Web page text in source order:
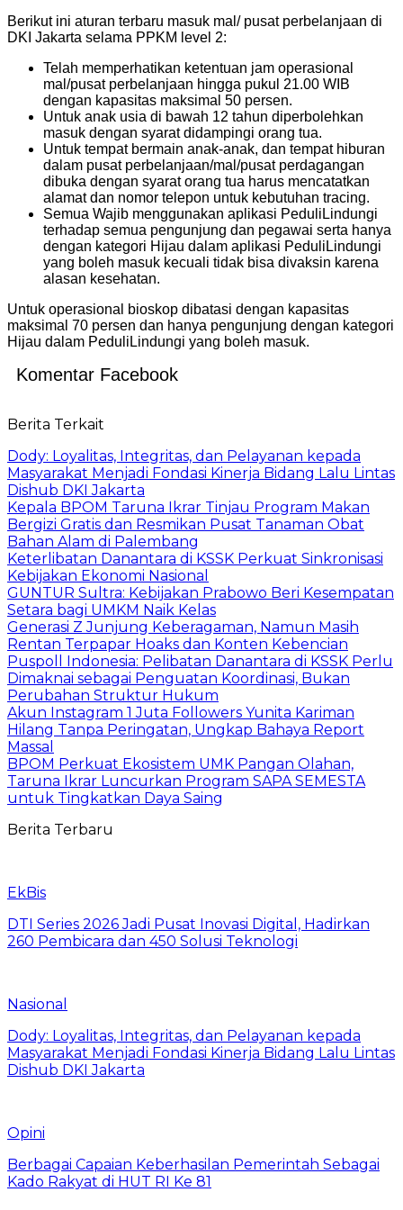
Berikut ini aturan terbaru masuk mal/ pusat perbelanjaan di
DKI Jakarta selama PPKM level 2:
Telah memperhatikan ketentuan jam operasional
mal/pusat perbelanjaan hingga pukul 21.00 WIB
dengan kapasitas maksimal 50 persen.
Untuk anak usia di bawah 12 tahun diperbolehkan
masuk dengan syarat didampingi orang tua.
Untuk tempat bermain anak-anak, dan tempat hiburan
dalam pusat perbelanjaan/mal/pusat perdagangan
dibuka dengan syarat orang tua harus mencatatkan
alamat dan nomor telepon untuk kebutuhan tracing.
Semua Wajib menggunakan aplikasi PeduliLindungi
terhadap semua pengunjung dan pegawai serta hanya
dengan kategori Hijau dalam aplikasi PeduliLindungi
yang boleh masuk kecuali tidak bisa divaksin karena
alasan kesehatan.
Untuk operasional bioskop dibatasi dengan kapasitas
maksimal 70 persen dan hanya pengunjung dengan kategori
Hijau dalam PeduliLindungi yang boleh masuk.
Komentar Facebook
Berita Terkait
Dody: Loyalitas, Integritas, dan Pelayanan kepada
Masyarakat Menjadi Fondasi Kinerja Bidang Lalu Lintas
Dishub DKI Jakarta
Kepala BPOM Taruna Ikrar Tinjau Program Makan
Bergizi Gratis dan Resmikan Pusat Tanaman Obat
Bahan Alam di Palembang
Keterlibatan Danantara di KSSK Perkuat Sinkronisasi
Kebijakan Ekonomi Nasional
GUNTUR Sultra: Kebijakan Prabowo Beri Kesempatan
Setara bagi UMKM Naik Kelas
Generasi Z Junjung Keberagaman, Namun Masih
Rentan Terpapar Hoaks dan Konten Kebencian
Puspoll Indonesia: Pelibatan Danantara di KSSK Perlu
Dimaknai sebagai Penguatan Koordinasi, Bukan
Perubahan Struktur Hukum
Akun Instagram 1 Juta Followers Yunita Kariman
Hilang Tanpa Peringatan, Ungkap Bahaya Report
Massal
BPOM Perkuat Ekosistem UMK Pangan Olahan,
Taruna Ikrar Luncurkan Program SAPA SEMESTA
untuk Tingkatkan Daya Saing
Berita Terbaru
EkBis
DTI Series 2026 Jadi Pusat Inovasi Digital, Hadirkan
260 Pembicara dan 450 Solusi Teknologi
Nasional
Dody: Loyalitas, Integritas, dan Pelayanan kepada
Masyarakat Menjadi Fondasi Kinerja Bidang Lalu Lintas
Dishub DKI Jakarta
Opini
Berbagai Capaian Keberhasilan Pemerintah Sebagai
Kado Rakyat di HUT RI Ke 81